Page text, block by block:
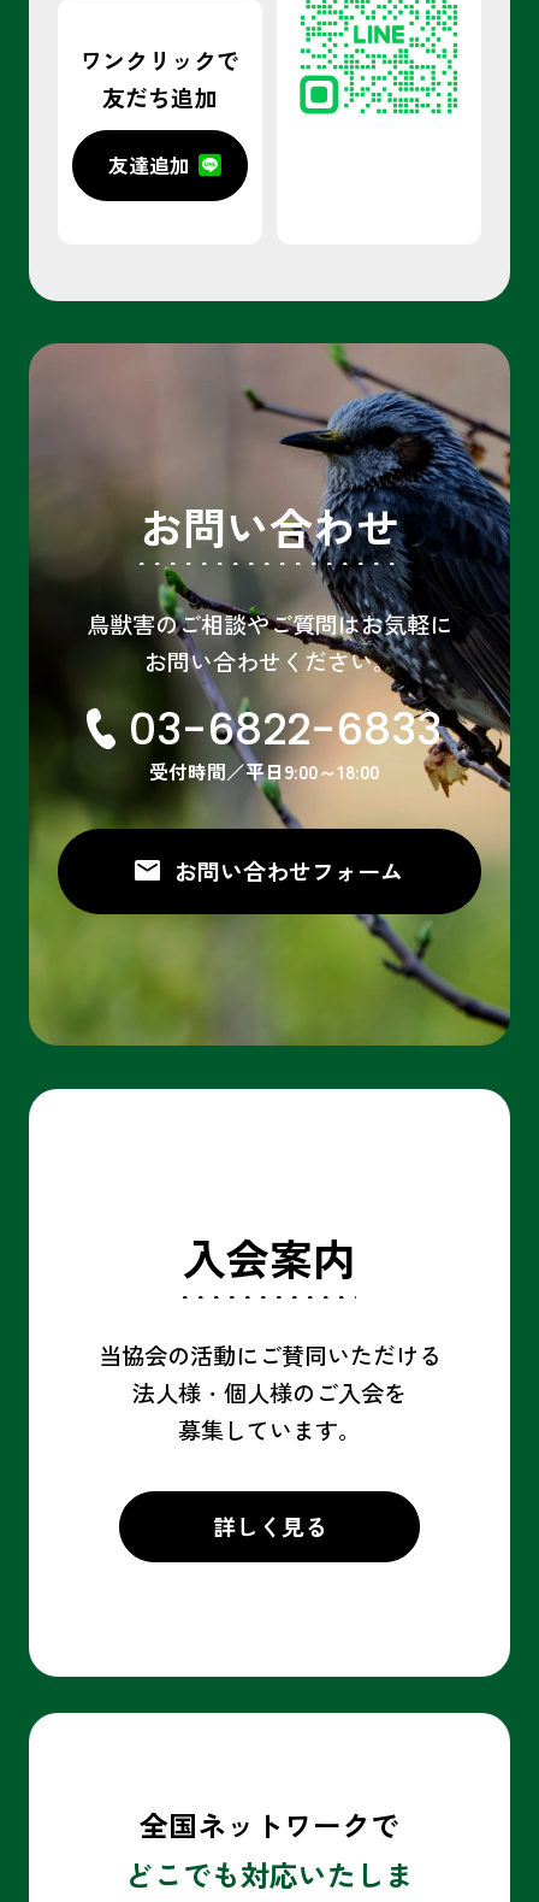
ワンクリックで
友だち追加
友達追加
お問い合わせ
鳥獣害のご相談やご質問はお気軽に
お問い合わせください。
03-6822-6833
受付時間／平日9:00～18:00
お問い合わせ
入会案内
当協会の活動にご賛同いただける
法人様・個人様の ご入会を
募集しています。
詳しく見る
全国ネットワークで
どこでも対応いたしま